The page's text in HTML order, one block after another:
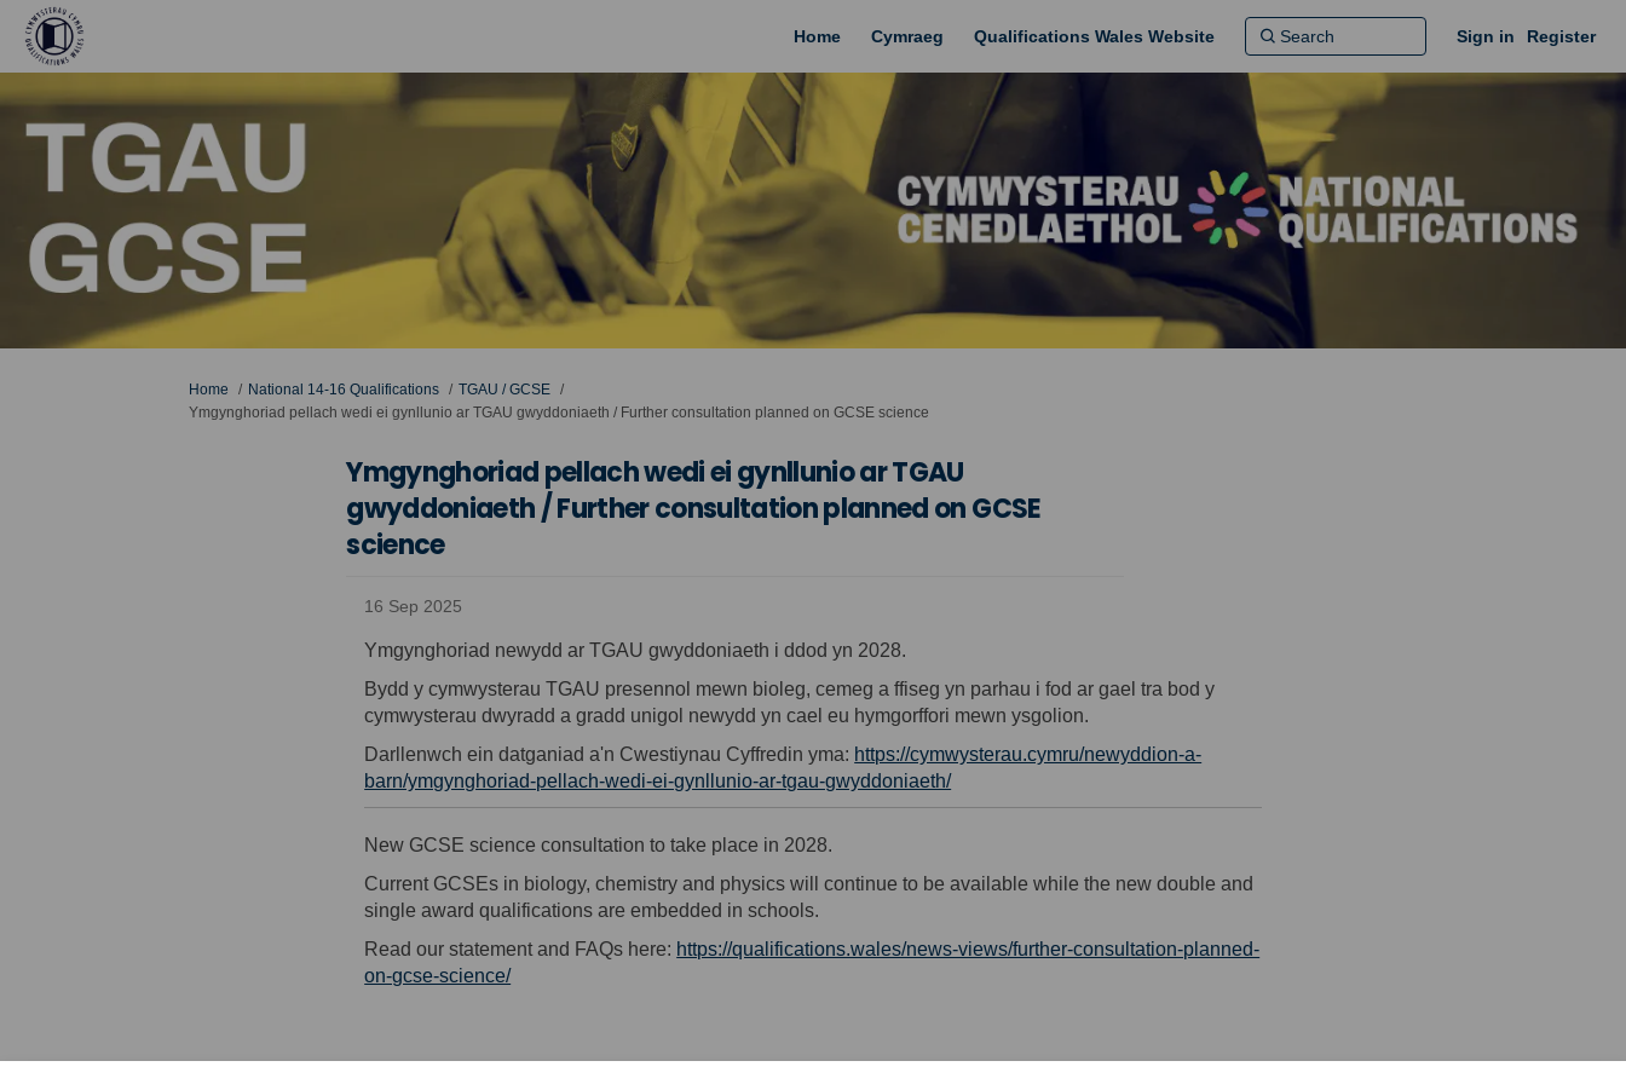
Home Cymraeg Qualifications Wales Website Sign in Register
You are here:
Home National 14-16 Qualifications
TGAU / GCSE
Ymgynghoriad pellach wedi ei gynllunio ar TGAU gwyddoniaeth / Further consultation planned on GCSE science
Ymgynghoriad pellach wedi ei gynllunio ar TGAU
gwyddoniaeth / Further consultation planned on GCSE
science
16 Sep 2025
Ymgynghoriad newydd ar TGAUgwyddoniaeth iddod yn 2028.
Bydd ycymwysterau TGAU presennol mewn bioleg,cemeg affiseg yn parhau ifod ar gael tra bod y
cymwysterau dwyradd agradd unigol newydd yn cael eu hymgorffori mewn ysgolion.
Darllenwch ein datganiad a'n Cwestiynau Cyffredin yma: https://cymwysterau.cymru/newyddion-a-
barn/ymgynghoriad-pellach-wedi-ei-gynllunio-ar-tgau-gwyddoniaeth/
New GCSE science consultation to take place in 2028.
Current GCSEs in biology, chemistry and physics will continue to be available while the new double and
single award qualifications are embedded in schools.
Read our statement and FAQs here: https://qualifications.wales/news-views/further-consultation-planned-
on-gcse-science/